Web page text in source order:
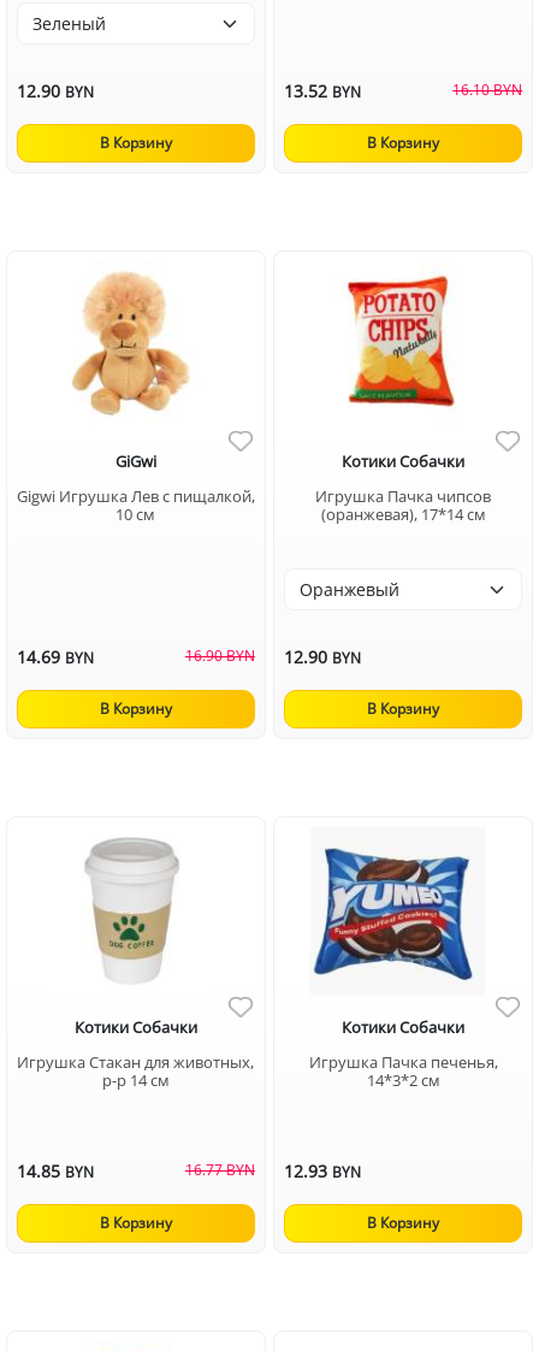
12.90 BYN
В Корзину
13.52 BYN 16.10 BYN
В Корзину
GiGwi
Gigwi Игрушка Лев с пищалкой,
10 см
14.69 BYN 16.90 BYN
В Корзину
Котики Собачки
Игрушка Пачка чипсов
(оранжевая), 17*14 см
12.90 BYN
В Корзину
Котики Собачки
Игрушка Стакан для животных,
р-р 14 см
14.85 BYN 16.77 BYN
В Корзину
Котики Собачки
Игрушка Пачка печенья,
14*3*2 см
12.93 BYN
В Корзину